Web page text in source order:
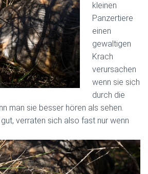
kleinen
Panzertiere
einen
gewaltigen
Krach
verursachen
wenn sie sich
durch die
man sie besser hören als sehen.
verraten sich also fast nur wenn